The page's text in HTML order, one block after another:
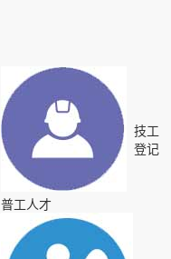
普工人才
技工
登记